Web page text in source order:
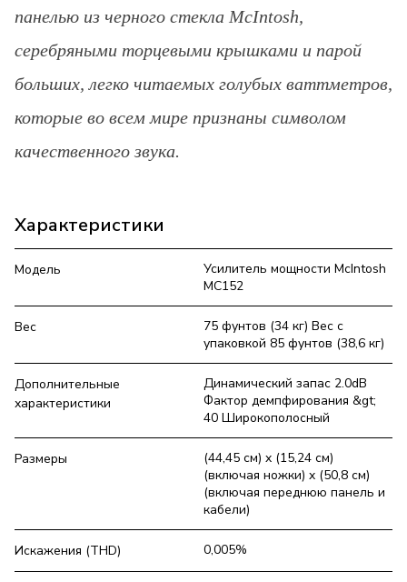
панелью из черного стекла McIntosh,
серебряными торцевыми крышками и парой
больших, легко читаемых голубых ваттметров,
которые во всем мире признаны символом
качественного звука.
Характеристики
Модель
Усилитель мощности McIntosh
MC152
Вес
75 фунтов (34 кг) Вес с
упаковкой 85 фунтов (38,6 кг)
Дополнительные
характеристики
Динамический запас 2.0dB
Фактор демпфирования &gt;
40 Широкополосный
Размеры
(44,45 см) x (15,24 см)
(включая ножки) x (50,8 см)
(включая переднюю панель и
кабели)
Искажения (THD) 0,005%